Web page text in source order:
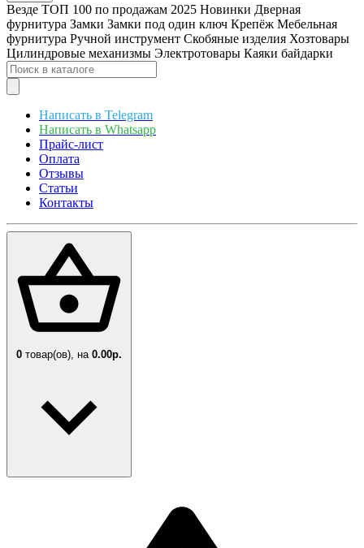
Везде ТОП 100 по продажам 2025 Новинки Дверная
фурнитура Замки Замки под один ключ Крепёж Мебельная
фурнитура Ручной инструмент Скобяные изделия Хозтовары
Цилиндровые механизмы Электротовары Каяки байдарки
Написать в Telegram
Написать в Whatsapp
Прайс-лист
Оплата
Отзывы
Статьи
Контакты
0 товар(ов), на 0.00р.